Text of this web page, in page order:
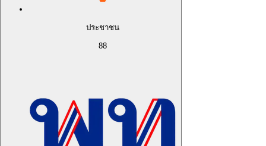
ประชาชน
88